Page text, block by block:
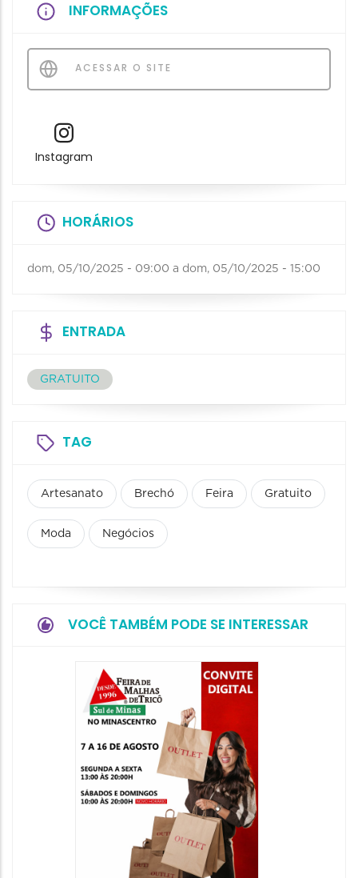
INFORMAÇÕES
ACESSAR O SITE
Instagram
HORÁRIOS
dom, 05/10/2025 - 09:00 a dom, 05/10/2025 - 15:00
ENTRADA
GRATUITO
TAG
Artesanato Brechó Feira Gratuito
Moda Negócios
VOCÊ TAMBÉM PODE SE INTERESSAR